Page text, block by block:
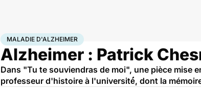
AccueilSantéMaladiesMaladie d'Alzheimer
MALADIE D'ALZHEIMER
Alzheimer : Patrick
Dans "Tu te souviendras de moi", une pièce mise
professeur d'histoire à l'université́, dont la